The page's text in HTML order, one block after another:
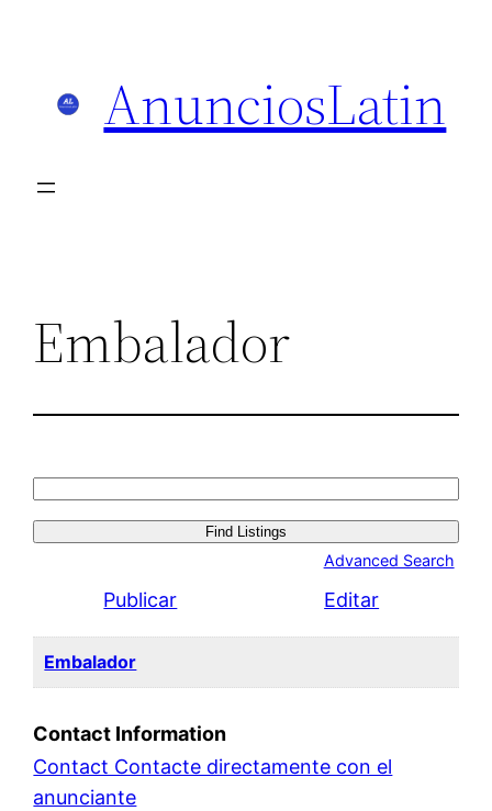
AnunciosLatin
Embalador
Search
for:
Advanced Search
Publicar Editar
Embalador
Contact Information
Contact Contacte directamente con el
anunciante